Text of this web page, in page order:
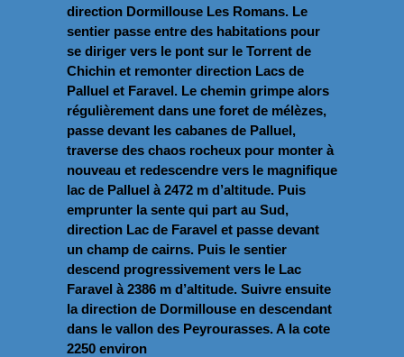
direction Dormillouse Les Romans. Le
sentier passe entre des habitations pour
se diriger vers le pont sur le Torrent de
Chichin et remonter direction Lacs de
Palluel et Faravel. Le chemin grimpe alors
régulièrement dans une foret de mélèzes,
passe devant les cabanes de Palluel,
traverse des chaos rocheux pour monter à
nouveau et redescendre vers le magnifique
lac de Palluel à 2472 m d’altitude. Puis
emprunter la sente qui part au Sud,
direction Lac de Faravel et passe devant
un champ de cairns. Puis le sentier
descend progressivement vers le Lac
Faravel à 2386 m d’altitude. Suivre ensuite
la direction de Dormillouse en descendant
dans le vallon des Peyrourasses. A la cote
2250 environ